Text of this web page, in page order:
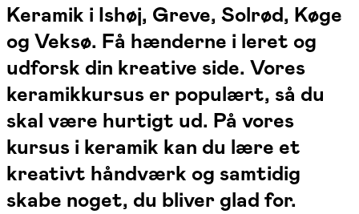
Keramik i Ishøj, Greve, Solrød, Køge
og Veksø. Få hænderne i leret og
udforsk din kreative side. Vores
keramikkursus er populært, så du
skal være hurtigt ud. På vores
kursus i keramik kan du lære et
kreativt håndværk og samtidig
skabe noget, du bliver glad for.